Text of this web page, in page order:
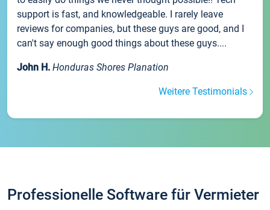
support is fast, and knowledgeable. I rarely leave
reviews for companies, but these guys are good, and I
can't say enough good things about these guys....
John H. Honduras Shores Planation
Weitere Testimonials
Professionelle Software für Vermieter